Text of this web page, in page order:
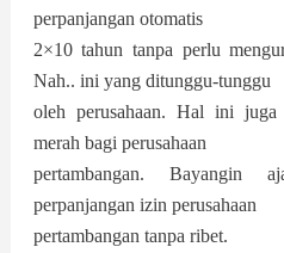
perpanjangan otomatis
2×10 tahun tanpa perlu
Nah.. ini yang ditunggu-tunggu
oleh perusahaan. Hal ini
merah bagi perusahaan
pertambangan. Bayangin
perpanjangan izin perusahaan
pertambangan tanpa ribet.